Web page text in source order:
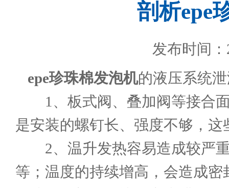
剖析epe
发布时间：
epe珍珠棉发泡机的液压系统
1、板式阀、叠加阀等接合面
是安装的螺钉长、强度不够，
2、温升发热容易造成较严重
等；温度的持续增高，会造成